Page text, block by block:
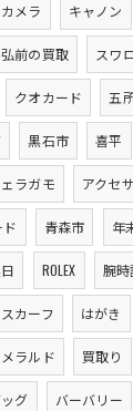
カメラ キャノン
弘前の買取 スワ
クオカード 五
黒石市 喜平
ラガモ アクセ
青森市 年
ROLEX 腕時
スカーフ はがき
ラルド 買取り
グ バーバリー